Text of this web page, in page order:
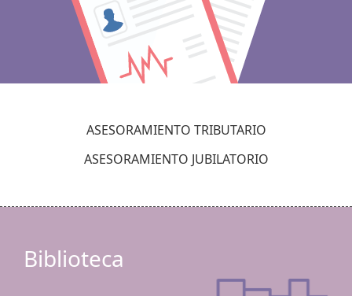
ASESORAMIENTO TRIBUTARIO
ASESORAMIENTO JUBILATORIO
Biblioteca